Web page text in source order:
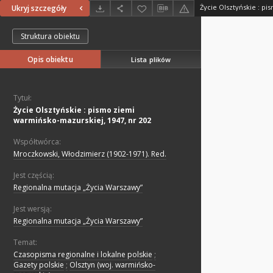
Ukryj szczegóły
Struktura obiektu
Opis obiektu Lista plików
Tytuł:
Życie Olsztyńskie : pismo ziemi
warmińsko-mazurskiej, 1947, nr 202
Współtwórca:
Mroczkowski, Włodzimierz (1902-1971). Red.
Jest częścią:
Regionalna mutacja „Życia Warszawy”
Jest wersją:
Regionalna mutacja „Życia Warszawy”
Temat:
Czasopisma regionalne i lokalne polskie ;
Gazety polskie ; Olsztyn (woj. warmińsko-